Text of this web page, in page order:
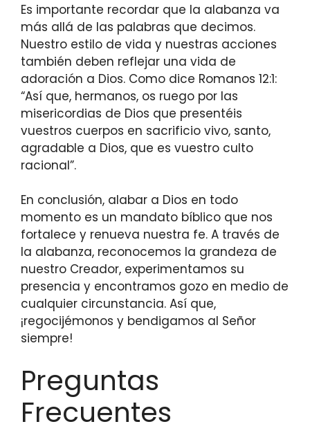
Es importante recordar que la alabanza va
más allá de las palabras que decimos.
Nuestro estilo de vida y nuestras acciones
también deben reflejar una vida de
adoración a Dios. Como dice Romanos 12:1:
“Así que, hermanos, os ruego por las
misericordias de Dios que presentéis
vuestros cuerpos en sacrificio vivo, santo,
agradable a Dios, que es vuestro culto
racional”.
En conclusión, alabar a Dios en todo
momento es un mandato bíblico que nos
fortalece y renueva nuestra fe. A través de
la alabanza, reconocemos la grandeza de
nuestro Creador, experimentamos su
presencia y encontramos gozo en medio de
cualquier circunstancia. Así que,
¡regocijémonos y bendigamos al Señor
siempre!
Preguntas
Frecuentes